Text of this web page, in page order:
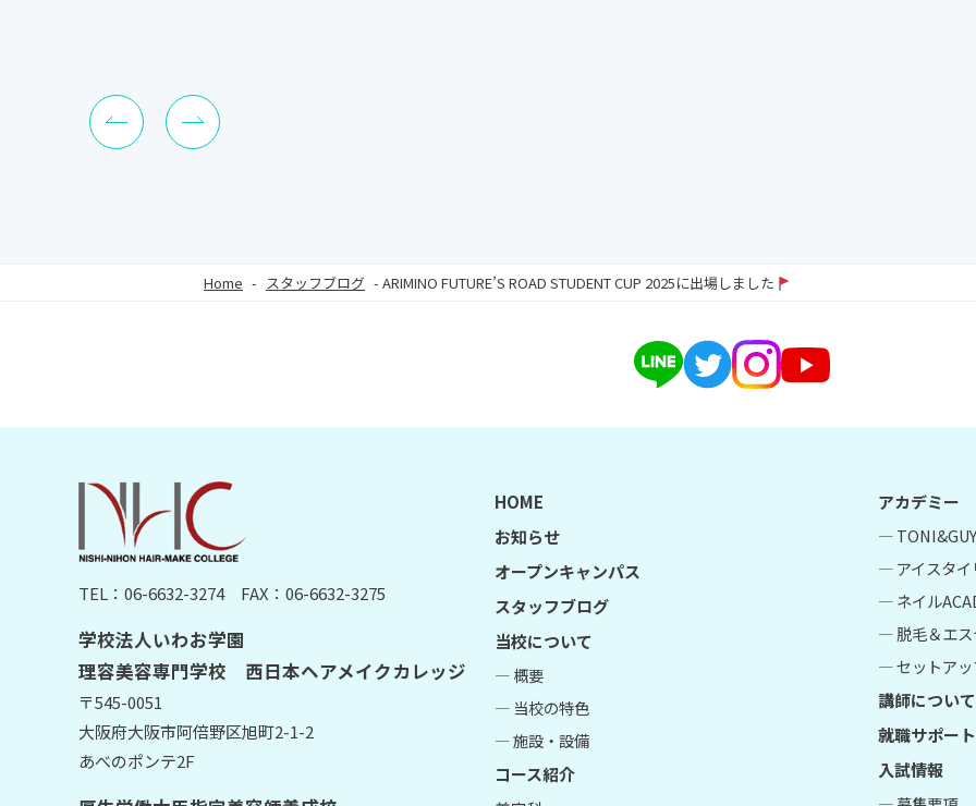
Home - スタッフブログ - ARIMINO FUTURE’S ROAD STUDENT CUP 2025に出場しました
TEL：06-6632-3274FAX：06-6632-3275
学校法人いわお学園
理容美容専門学校 西日本ヘアメイクカレッジ
〒545-0051
大阪府大阪市阿倍野区旭町2-1-2
あべのポンテ2F
HOME
お知らせ
オープンキャンパス
スタッフブログ
当校について
― 概要
― 当校の特色
― 施設・設備
コース紹介
アカデミー
―
― アイスタイ
― ネイル
― 脱毛＆エス
― セットアッ
講師について
就職サポート
入試情報